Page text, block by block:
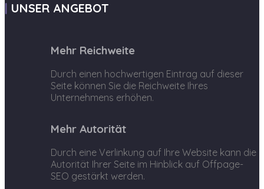
UNSER ANGEBOT
Mehr Reichweite
Durch einen hochwertigen Eintrag auf dieser
Seite können Sie die Reichweite Ihres
Unternehmens erhöhen.
Mehr Autorität
Durch eine Verlinkung auf Ihre Website kann die
Autorität Ihrer Seite im Hinblick auf Offpage-
SEO gestärkt werden.